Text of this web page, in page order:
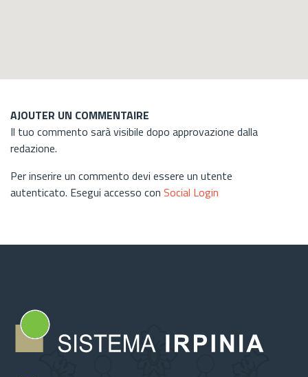
AJOUTER UN COMMENTAIRE
Il tuo commento sarà visibile dopo approvazione dalla
redazione.
Per inserire un commento devi essere un utente
autenticato. Esegui accesso con Social Login